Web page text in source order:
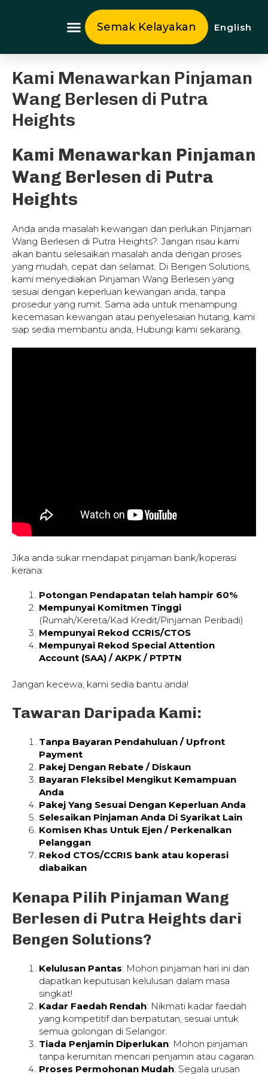
Semak Kelayakan English
Kami Menawarkan Pinjaman
Wang Berlesen di Putra
Heights
Kami Menawarkan Pinjaman
Wang Berlesen di Putra
Heights
Anda anda masalah kewangan dan perlukan Pinjaman
Wang Berlesen di Putra Heights?. Jangan risau kami
akan bantu selesaikan masalah anda dengan proses
yang mudah, cepat dan selamat. Di Bengen Solutions,
kami menyediakan Pinjaman Wang Berlesen yang
sesuai dengan keperluan kewangan anda, tanpa
prosedur yang rumit. Sama ada untuk menampung
kecemasan kewangan atau penyelesaian hutang, kami
siap sedia membantu anda, Hubungi kami sekarang.
Jika anda sukar mendapat pinjaman bank/koperasi
kerana:
Potongan Pendapatan telah hampir 60%
Mempunyai Komitmen Tinggi
(Rumah/Kereta/Kad Kredit/Pinjaman Peribadi)
Mempunyai Rekod CCRIS/CTOS
Mempunyai Rekod Special Attention
Account (SAA) / AKPK / PTPTN
Jangan kecewa, kami sedia bantu anda!
Tawaran Daripada Kami:
Tanpa Bayaran Pendahuluan / Upfront
Payment
Pakej Dengan Rebate / Diskaun
Bayaran Fleksibel Mengikut Kemampuan
Anda
Pakej Yang Sesuai Dengan Keperluan Anda
Selesaikan Pinjaman Anda Di Syarikat Lain
Komisen Khas Untuk Ejen / Perkenalkan
Pelanggan
Rekod CTOS/CCRIS bank atau koperasi
diabaikan
Kenapa Pilih Pinjaman Wang
Berlesen di Putra Heights dari
Bengen Solutions?
Kelulusan Pantas: Mohon pinjaman hari ini dan
dapatkan keputusan kelulusan dalam masa
singkat!
Kadar Faedah Rendah: Nikmati kadar faedah
yang kompetitif dan berpatutan, sesuai untuk
semua golongan di Selangor.
Tiada Penjamin Diperlukan: Mohon pinjaman
tanpa kerumitan mencari penjamin atau cagaran.
Proses Permohonan Mudah: Segala urusan